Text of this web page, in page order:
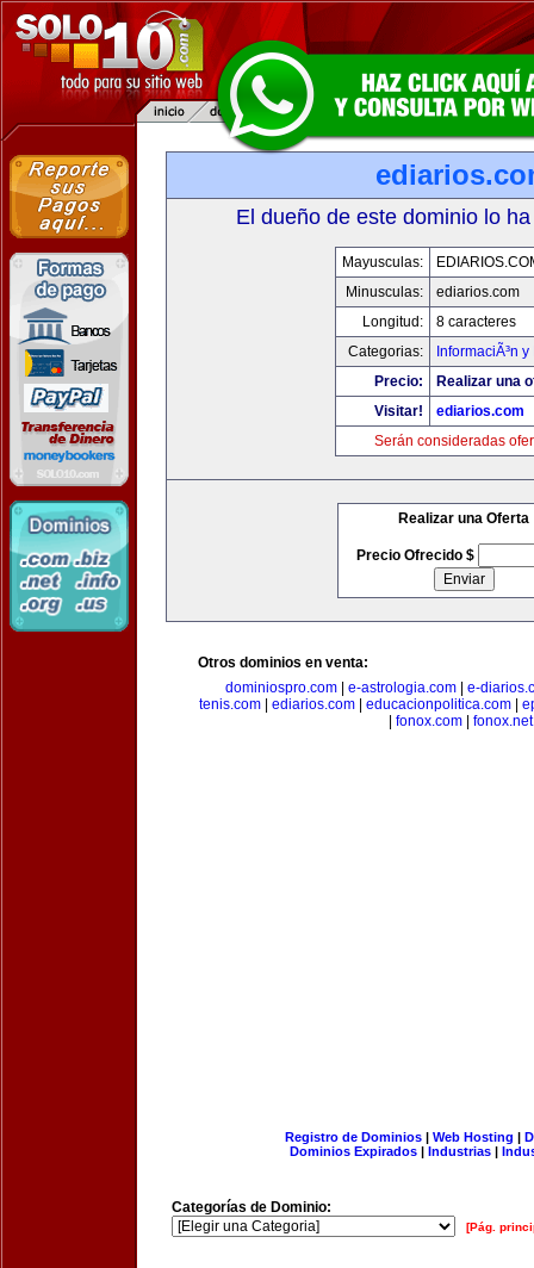
El dueño de este dominio lo
Mayusculas:
Minusculas:
ediarios.com
Longitud:
8 caracteres
Categorias:
InformaciÃ³n
Precio:
Realizar una
Visitar!
ediarios.com
Serán consideradas
Realizar una Oferta
Precio Ofrecido $
Otros dominios en venta:
dominiospro.com
e-astrologia.com
e-
tenis.com
ediarios.com educacionpolitica.com
fonox.com| fonox.net
Registro de Dominios| Web Hosting |
Dominios Expirados | Industrias |
Categorías de Dominio:
[Pág.